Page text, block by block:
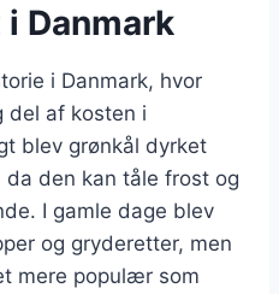
Danmark
i Danmark, hvor
del af kosten i
blev grønkål dyrket
den kan tåle frost og
I gamle dage blev
og gryderetter, men
mere populær som